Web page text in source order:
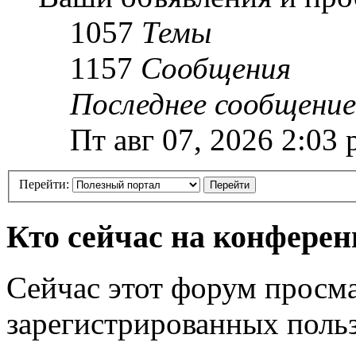
1057 Темы
1157 Сообщения
Последнее сообщение
Пт авг 07, 2026 2:03
Перейти:
Кто сейчас на
Сейчас этот форум
зарегистрированных